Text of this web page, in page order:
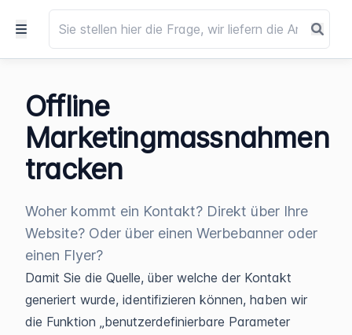
Offline
Marketingmassnahmen
tracken
Woher kommt ein Kontakt? Direkt über Ihre
Website? Oder über einen Werbebanner oder
einen Flyer?
Damit Sie die Quelle, über welche der Kontakt
generiert wurde, identifizieren können, haben wir
die Funktion „benutzerdefinierbare Parameter